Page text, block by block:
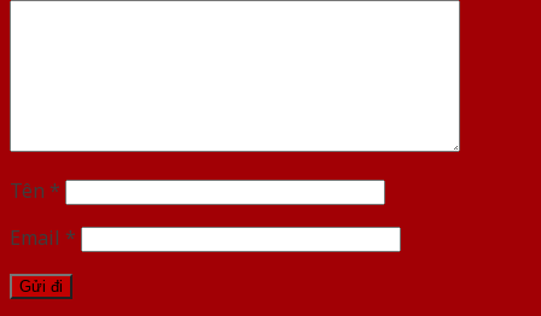
Tên *
Email *